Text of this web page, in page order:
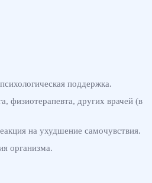
поддержка.
физиотерапевта, других врачей (в
на ухудшение самочувствия.
организма.